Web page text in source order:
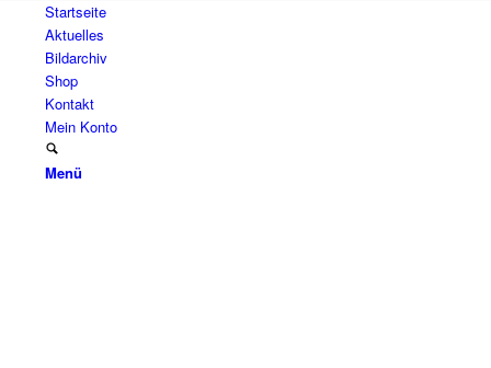
Startseite
Aktuelles
Bildarchiv
Shop
Kontakt
Mein Konto
Menü